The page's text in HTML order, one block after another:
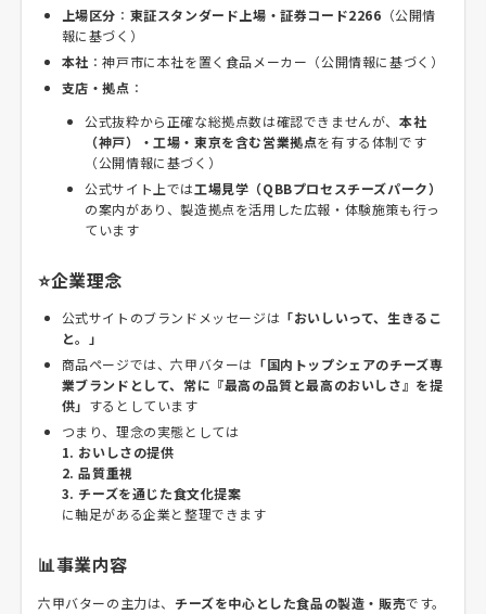
上場区分 ： 東証スタンダード上場・証券コード2266 （公開情
報に基づく）
本社 ：神戸市に本社を置く食品メーカー（公開情報に基づく）
支店・拠点 ：
公式抜粋から正確な総拠点数は確認できませんが、 本社
（神戸）・工場・東京を含む営業拠点を有する体制です
（公開情報に基づく）
公式サイト上では工場見学（QBBプロセスチーズパーク）
の案内があり、製造拠点を活用した広報・体験施策も行っ
ています
⭐企業理念
公式サイトのブランドメッセージは 「おいしいって、生きるこ
と。」
商品ページでは、六甲バターは 「国内トップシェアのチーズ専
業ブランドとして、常に『最高の品質と最高のおいしさ』を提
供」 するとしています
つまり、理念の実態としては
1. おいしさの提供
2. 品質重視
3. チーズを通じた食文化提案
に軸足がある企業と整理できます
📊事業内容
六甲バターの主力は、 チーズを中心とした食品の製造・販売です。